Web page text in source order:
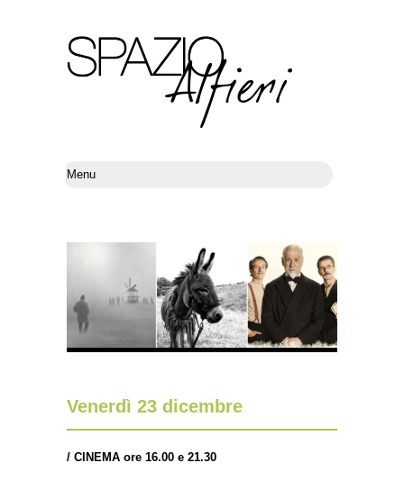
Venerdì 23 dicembre
/ CINEMA ore 16.00 e 21.30